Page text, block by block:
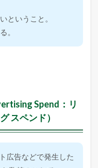
ということ。
。
Spend：リ
スペンド）
広告などで発生した